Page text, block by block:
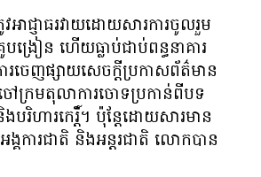
ាជ្ញាធរ​វាយ​ដោយ​សារ​ការ​ចូល​រួម​
ង្រៀន ហើយ​ធ្លាប់​ជាប់​ពន្ធនាគារ​
រ​ចេញ​ផ្សាយ​សេចក្តី​ប្រកាស​ព័ត៌មាន​
ៅក្រម​តុលាការ​ចោទ​ប្រកាន់​ពី​បទ​
រិហារកេរ្តិ៍។ ប៉ុន្តែ​ដោយ​សារ​មាន​
ង្គការ​ជាតិ និង​អន្តរជាតិ លោក​បាន​